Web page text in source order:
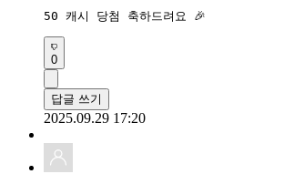
50 캐시 당첨 축하드려요 🎉
0
답글 쓰기
2025.09.29 17:20